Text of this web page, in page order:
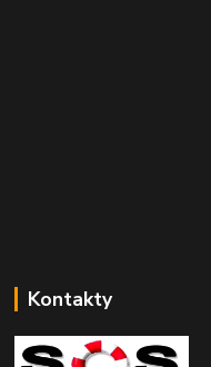
Kontakty